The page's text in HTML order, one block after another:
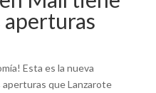
aperturas
Esta es la nueva
que Lanzarote